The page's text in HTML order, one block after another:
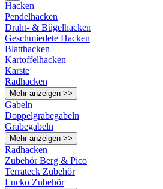
Hacken
Pendelhacken
Draht- & Bügelhacken
Geschmiedete Hacken
Blatthacken
Kartoffelhacken
Karste
Radhacken
Mehr anzeigen >>
Gabeln
Doppelgrabegabeln
Grabegabeln
Mehr anzeigen >>
Radhacken
Zubehör Berg & Pico
Terrateck Zubehör
Lucko Zubehör